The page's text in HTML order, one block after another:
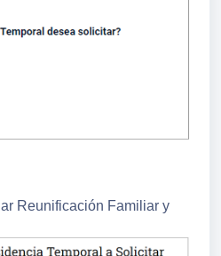
Reunificación Familiar y